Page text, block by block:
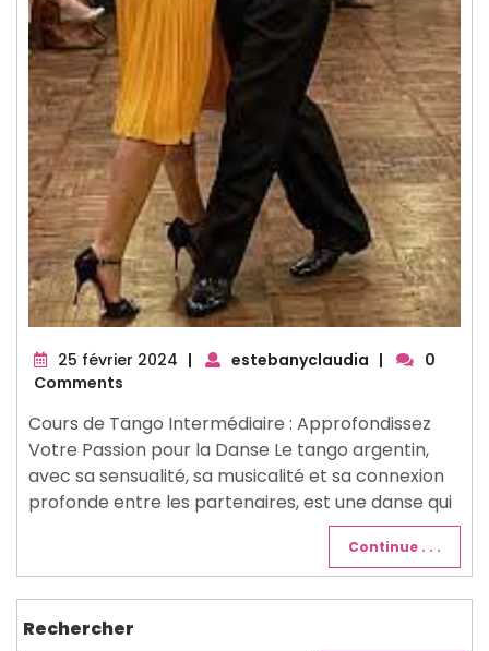
25 février 2024 25
| estebanyclaudia |
0
Comments
Cours de Tango Intermédiaire : Approfondissez
Votre Passion pour la Danse Le tango argentin,
avec sa sensualité, sa musicalité et sa connexion
profonde entre les partenaires, est une danse qui
Continue . . .
Rechercher